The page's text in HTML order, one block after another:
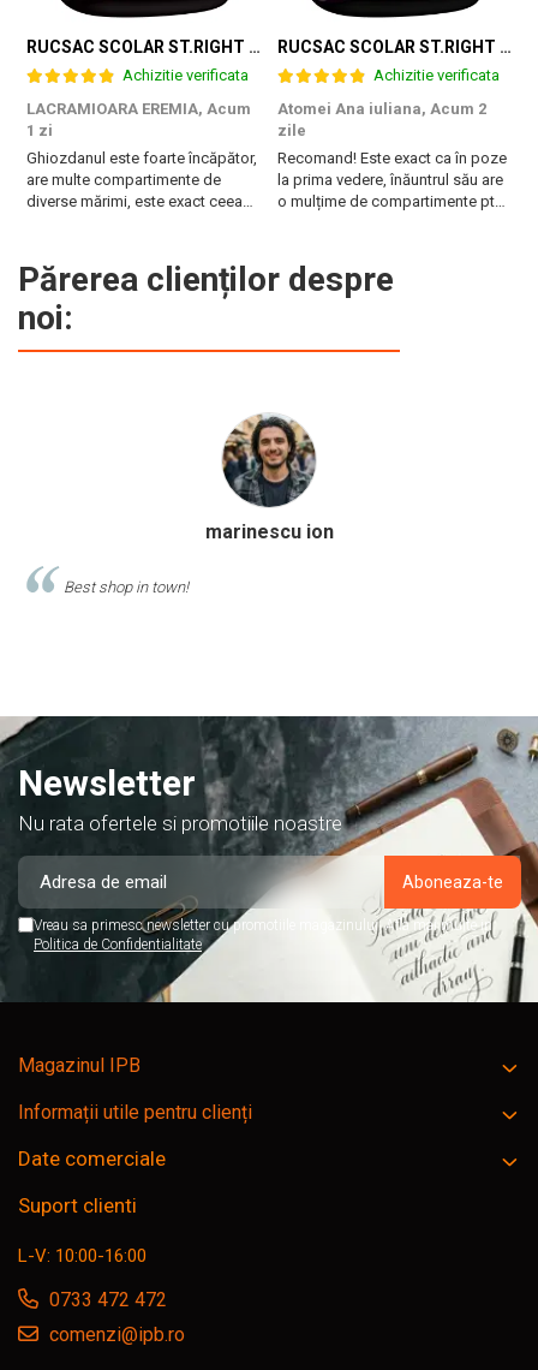
RUCSAC SCOLAR ST.RIGHT 4 COMPARTIMENTE BP-01 K-POP RHYTHM 698002
Achizitie verificata
LACRAMIOARA EREMIA, Acum
1 zi
Ghiozdanul este foarte încăpător,
are multe compartimente de
diverse mărimi, este exact ceea
RUCSAC SCOLAR ST.RIGHT 4 COMPARTIMENTE BP-01 FLOWER MOOD 697036
Achizitie verificata
Atomei Ana iuliana, Acum 2
zile
Recomand! Este exact ca în poze
la prima vedere, înăuntrul său are
o mulțime de compartimente pt
și pare foarte rezistent!
Fermoarele sunt de asemenea de
Părerea clienților despre
noi:
Calinescu Matei
Comand produse de papetarie si birotica de cel putin 10 ani de la
Newsletter
Nu rata ofertele si promotiile noastre
Vreau sa primesc newsletter cu promotiile magazinului. Afla mai multe in
Politica de Confidentialitate
Magazinul IPB
Informații utile pentru clienți
Date comerciale
Suport clienti
L-V: 10:00-16:00
0733 472 472
comenzi@ipb.ro